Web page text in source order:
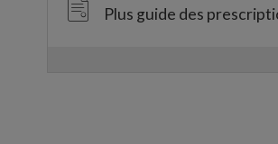
Plus guide des